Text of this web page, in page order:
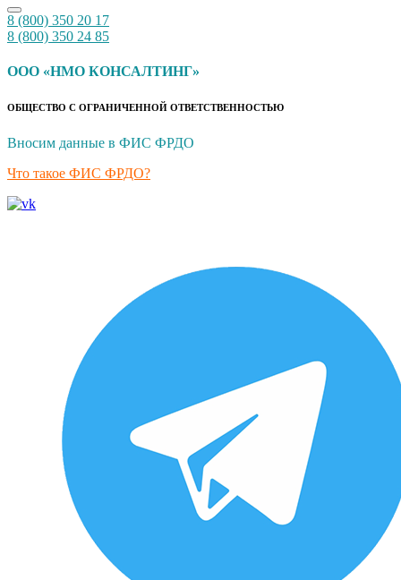
8 (800) 350 20 17
8 (800) 350 24 85
ООО «НМО КОНСАЛТИНГ»
ОБЩЕСТВО С ОГРАНИЧЕННОЙ ОТВЕТСТВЕННОСТЬЮ
Вносим данные в ФИС ФРДО
Что такое ФИС ФРДО?